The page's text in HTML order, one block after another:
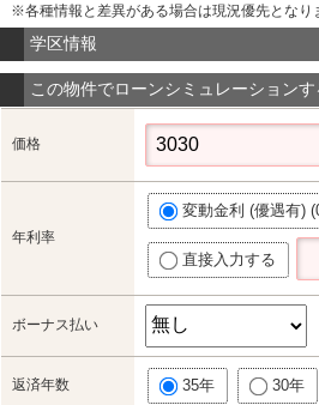
※各種情報と差異がある場合は現況優先となり
学区情報
この物件でローンシミュレーションす
価格
年利率
変動金利 (優遇有)
直接入力する
ボーナス払い
返済年数 35年 30年